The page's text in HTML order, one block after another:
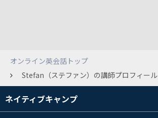
オンライン英会話トップ
Stefan（ステファン）の講師プロフィール
ネイティブキャンプ